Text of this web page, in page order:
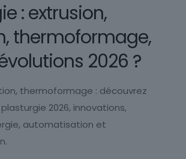
: extrusion,
thermoformage,
2026 ?
thermoformage : découvrez
2026, innovations,
automatisation et